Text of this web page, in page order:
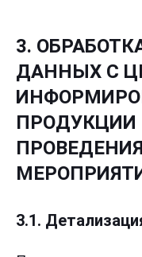
3.
ДАННЫХ С
3.1.